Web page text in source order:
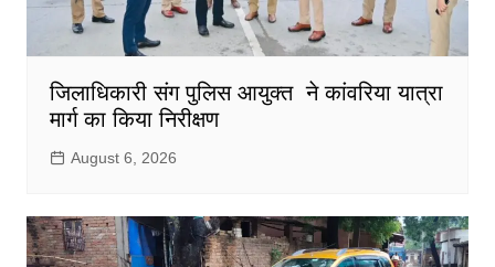
जिलाधिकारी संग पुलिस आयुक्त ने कांवरिया यात्रा
मार्ग का किया निरीक्षण
August 6, 2026